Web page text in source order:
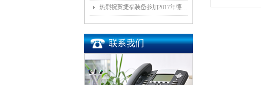
热烈祝贺捷福装备参加2017年德国埃森展取得圆满成功
联系我们